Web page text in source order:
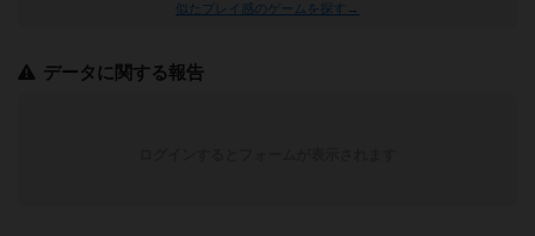
似たプレイ感のゲームを探す→
データに関する報告